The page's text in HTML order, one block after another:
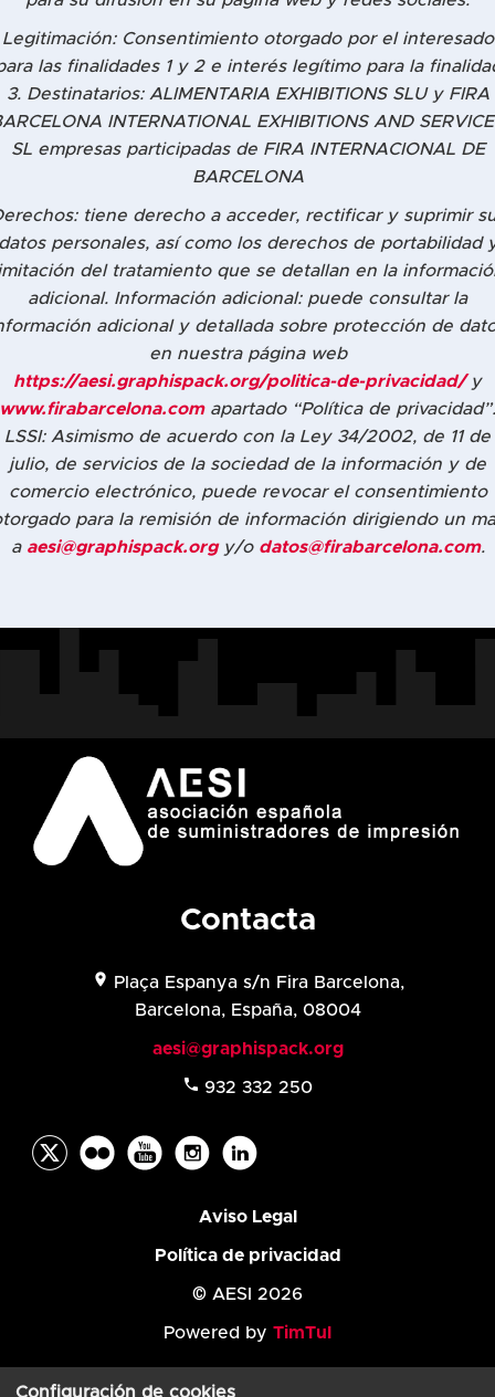
Legitimación: Consentimiento otorgado por el interesado
las finalidades 1 y 2 e interés legítimo para la
3. Destinatarios: ALIMENTARIA EXHIBITIONS SLU y FIRA
INTERNATIONAL EXHIBITIONS AND
SL empresas participadas de FIRA INTERNACIONAL DE
BARCELONA
tiene derecho a acceder, rectificar y suprimir
personales, así como los derechos de portabilidad
del tratamiento que se detallan en la
adicional. Información adicional: puede consultar la
adicional y detallada sobre protección de
en nuestra página web
https://aesi.graphispack.org/politica-de-privacidad/y
www.firabarcelona.comapartado “Política de privacidad”.
LSSI: Asimismo de acuerdo con la Ley 34/2002, de 11 de
julio, de servicios de la sociedad de la información y de
comercio electrónico, puede revocar el consentimiento
para la remisión de información dirigiendo un
a aesi@graphispack.orgy/o datos@firabarcelona.com.
Contacta
location_on Plaça Espanya s/n Fira Barcelona,
Barcelona, España, 08004
aesi@graphispack.org
phone 932 332 250
Aviso Legal
Política de privacidad
© AESI 2026
Powered by TimTul
Configuración de cookies